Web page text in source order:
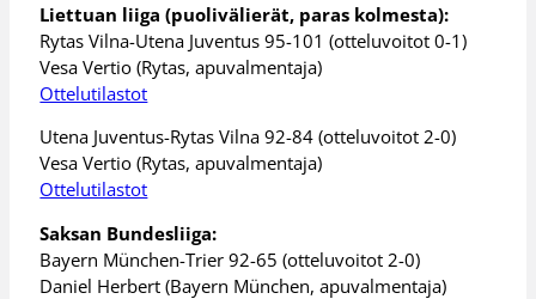
Liettuan liiga (puolivälierät, paras kolmesta):
Rytas Vilna-Utena Juventus 95-101 (otteluvoitot 0-1)
Vesa Vertio (Rytas, apuvalmentaja)
Ottelutilastot
Utena Juventus-Rytas Vilna 92-84 (otteluvoitot 2-0)
Vesa Vertio (Rytas, apuvalmentaja)
Ottelutilastot
Saksan Bundesliiga:
Bayern München-Trier 92-65 (otteluvoitot 2-0)
Daniel Herbert (Bayern München, apuvalmentaja)